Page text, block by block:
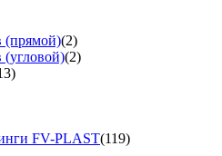
(прямой)(2)
(2)
FV-PLAST(119)